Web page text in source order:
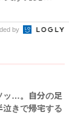
by
ッ…。自分の足
きで帰宅する